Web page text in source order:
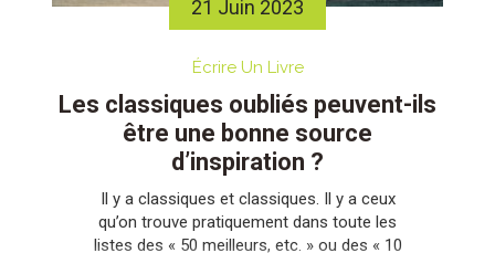
21 Juin 2023
Écrire Un Livre
Les classiques oubliés peuvent-ils
être une bonne source
d’inspiration ?
Il y a classiques et classiques. Il y a ceux
qu’on trouve pratiquement dans toute les
listes des « 50 meilleurs, etc. » ou des « 10